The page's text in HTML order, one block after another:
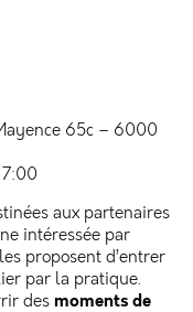
65c – 6000
aux partenaires
intéressée par
proposent d’entrer
par la pratique.
des moments de